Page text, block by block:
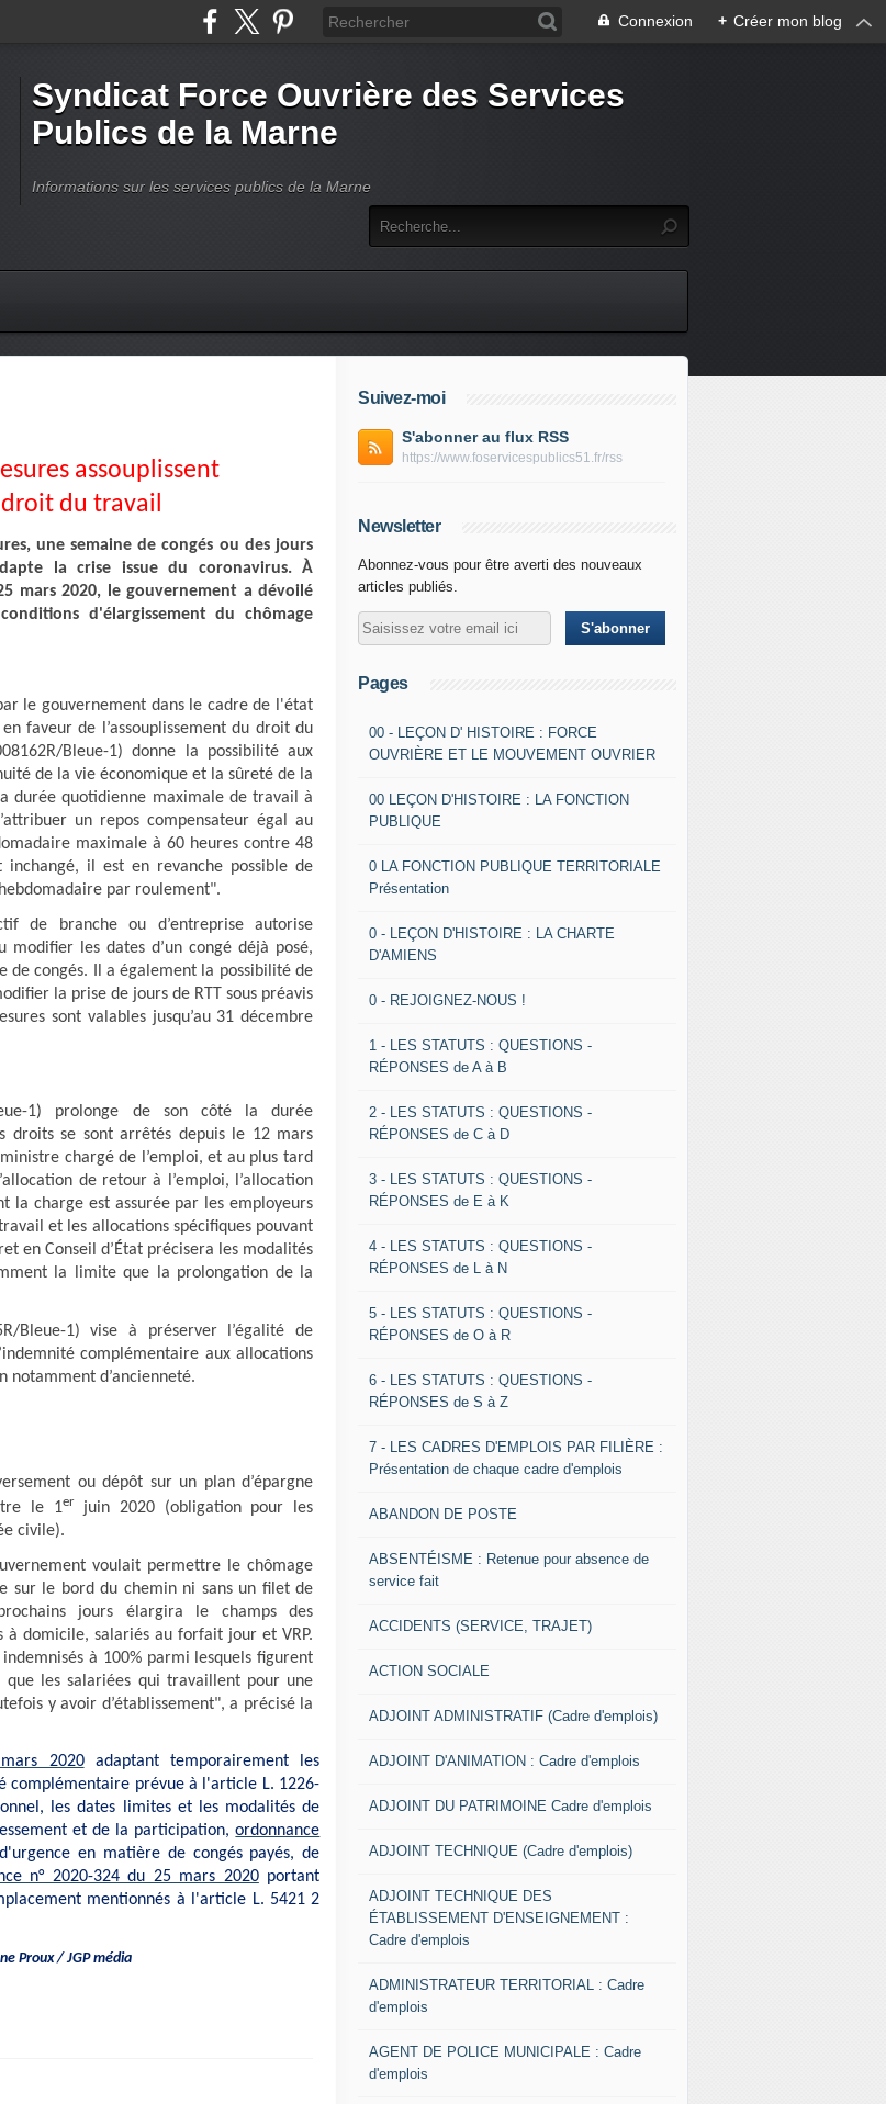
Connexion + Créer mon blog
Syndicat Force Ouvrière des Services
Publics de la Marne
Informations sur les services publics de la Marne
assouplissent
du travail
une semaine de congés ou des jours
la crise issue du coronavirus. À
mars 2020, le gouvernement a dévoilé
d'élargissement du chômage
le gouvernement dans le cadre de l'état
faveur de l’assouplissement du droit du
Bleue-1) donne la possibilité aux
de la vie économique et la sûreté de la
durée quotidienne maximale de travail à
un repos compensateur égal au
maximale à 60 heures contre 48
il est en revanche possible de
par roulement".
de branche ou d’entreprise autorise
modifier les dates d’un congé déjà posé,
de congés. Il a également la possibilité de
la prise de jours de RTT sous préavis
sont valables jusqu’au 31 décembre
1) prolonge de son côté la durée
droits se sont arrêtés depuis le 12 mars
chargé de l’emploi, et au plus tard
de retour à l’emploi, l’allocation
la charge est assurée par les employeurs
et les allocations spécifiques pouvant
en Conseil d’État précisera les modalités
la limite que la prolongation de la
Bleue-1) vise à préserver l’égalité de
complémentaire aux allocations
notamment d’ancienneté.
ou dépôt sur un plan d’épargne
le 1er
juin 2020 (obligation pour les
civile).
voulait permettre le chômage
sur le bord du chemin ni sans un filet de
jours élargira le champs des
à domicile, salariés au forfait jour et VRP.
à 100% parmi lesquels figurent
les salariées qui travaillent pour une
y avoir d’établissement", a précisé la
2020adaptant temporairement les
prévue à l'article L. 1226-
les dates limites et les modalités de
et de la participation,ordonnance
en matière de congés payés, de
n° 2020-324 du 25 mars 2020portant
mentionnés à l'article L. 5421 2
Proux / JGP média
Suivez-moi
S'abonner au flux RSS
https://www.foservicespublics51.fr/rss
Newsletter
Abonnez-vous pour être averti des nouveaux
articles publiés.
Pages
00 - LEÇON D' HISTOIRE : FORCE
OUVRIÈRE ET LE MOUVEMENT OUVRIER
00 LEÇON D'HISTOIRE : LA FONCTION
PUBLIQUE
0 LA FONCTION PUBLIQUE TERRITORIALE
Présentation
0 - LEÇON D'HISTOIRE : LA CHARTE
D'AMIENS
0 - REJOIGNEZ-NOUS !
1 - LES STATUTS : QUESTIONS -
RÉPONSES de A à B
2 - LES STATUTS : QUESTIONS -
RÉPONSES de C à D
3 - LES STATUTS : QUESTIONS -
RÉPONSES de E à K
4 - LES STATUTS : QUESTIONS -
RÉPONSES de L à N
5 - LES STATUTS : QUESTIONS -
RÉPONSES de O à R
6 - LES STATUTS : QUESTIONS -
RÉPONSES de S à Z
7 - LES CADRES D'EMPLOIS PAR FILIÈRE :
Présentation de chaque cadre d'emplois
ABANDON DE POSTE
ABSENTÉISME : Retenue pour absence de
service fait
ACCIDENTS (SERVICE, TRAJET)
ACTION SOCIALE
ADJOINT ADMINISTRATIF (Cadre d'emplois)
ADJOINT D'ANIMATION : Cadre d'emplois
ADJOINT DU PATRIMOINE Cadre d'emplois
ADJOINT TECHNIQUE (Cadre d'emplois)
ADJOINT TECHNIQUE DES
ÉTABLISSEMENT D'ENSEIGNEMENT :
Cadre d'emplois
ADMINISTRATEUR TERRITORIAL : Cadre
d'emplois
AGENT DE POLICE MUNICIPALE : Cadre
d'emplois